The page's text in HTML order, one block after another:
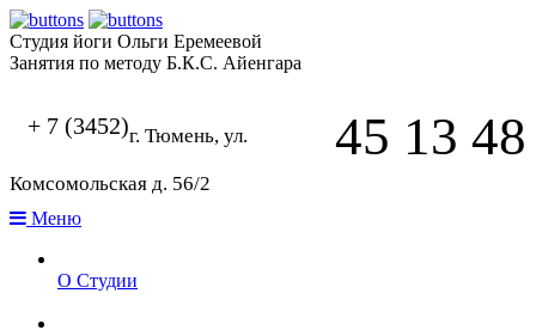
Студия йоги Ольги Еремеевой
Занятия по методу Б.К.С. Айенгара
+ 7 (3452) 45 13 48
г. Тюмень, ул.
Комсомольская д. 56/2
Меню
О Студии